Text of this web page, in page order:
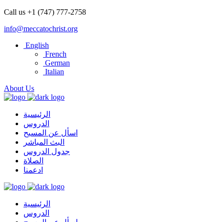
Call us +1 (747) 777-2758
info@meccatochrist.org
English
French
German
Italian
About Us
الرئيسية
الدروس
اسأل عن المسيح
البث المباشر
جدول الدروس
الصلاة
ادعمنا
الرئيسية
الدروس